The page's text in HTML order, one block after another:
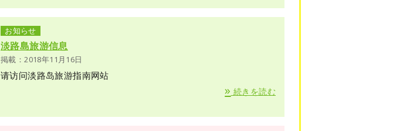
お知らせ
淡路島旅游信息
掲載：2018年11月16日
请访问淡路岛旅游指南网站
» 続きを読む